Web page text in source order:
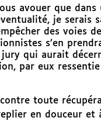
avouer que dans
je serais
des voies
s’en
qui aurait
par eux ressentie
toute
en douceur et